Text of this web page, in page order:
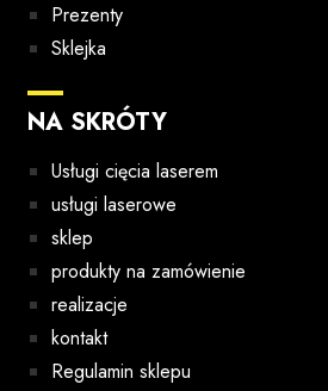
Prezenty
Sklejka
NA SKRÓTY
Usługi cięcia laserem
usługi laserowe
sklep
produkty na zamówienie
realizacje
kontakt
Regulamin sklepu